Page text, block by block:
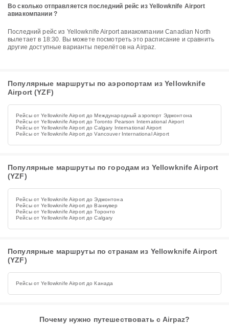
Во сколько отправляется последний рейс из Yellowknife Airport
авиакомпании ?
Последний рейс из Yellowknife Airport авиакомпании Canadian North
вылетает в 18:30. Вы можете посмотреть это расписание и сравнить
другие доступные варианты перелётов на Airpaz.
Популярные маршруты по аэропортам из Yellowknife
Airport (YZF)
Рейсы от Yellowknife Airport до Международный аэропорт Эдмонтона
Рейсы от Yellowknife Airport до Toronto Pearson International Airport
Рейсы от Yellowknife Airport до Calgary International Airport
Рейсы от Yellowknife Airport до Vancouver International Airport
Популярные маршруты по городам из Yellowknife Airport
(YZF)
Рейсы от Yellowknife Airport до Эдмонтона
Рейсы от Yellowknife Airport до Ванкувер
Рейсы от Yellowknife Airport до Торонто
Рейсы от Yellowknife Airport до Calgary
Популярные маршруты по странам из Yellowknife Airport
(YZF)
Рейсы от Yellowknife Airport до Канада
Почему нужно путешествовать с Airpaz?